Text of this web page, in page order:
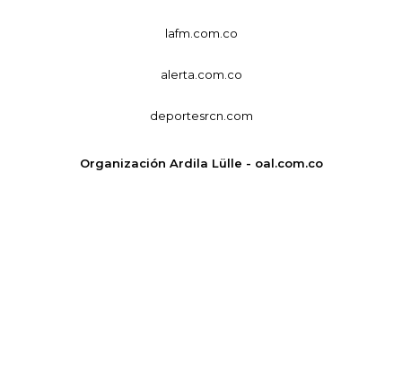
lafm.com.co
alerta.com.co
deportesrcn.com
Organización Ardila Lülle - oal.com.co